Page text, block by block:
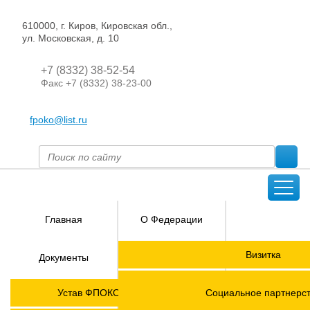
610000, г. Киров, Кировская обл.,
ул. Московская, д. 10
+7 (8332) 38-52-54
Факс +7 (8332) 38-23-00
fpoko@list.ru
Главная О Федерации
Визитка
Документы
Устав ФПОКО с изменениями от 2026 года
Социальное
Членские